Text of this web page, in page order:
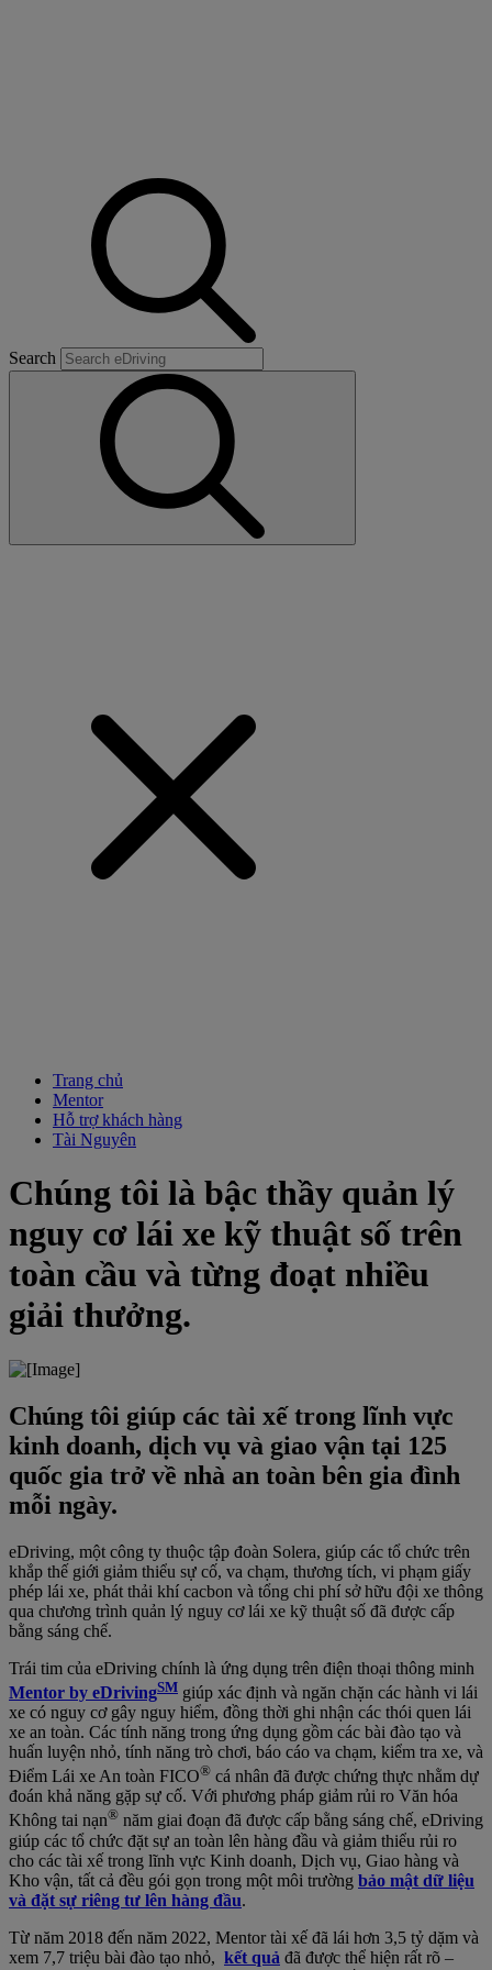
Search
Trang chủ
Mentor
Hỗ trợ khách hàng
Tài Nguyên
Chúng tôi là bậc thầy quản lý
nguy cơ lái xe kỹ thuật số trên
toàn cầu và từng đoạt nhiều
giải thưởng.
Chúng tôi giúp các tài xế trong lĩnh vực
kinh doanh, dịch vụ và giao vận tại 125
quốc gia trở về nhà an toàn bên gia đình
mỗi ngày.
eDriving, một công ty thuộc tập đoàn Solera, giúp các tổ chức trên
khắp thế giới giảm thiểu sự cố, va chạm, thương tích, vi phạm giấy
phép lái xe, phát thải khí cacbon và tổng chi phí sở hữu đội xe thông
qua chương trình quản lý nguy cơ lái xe kỹ thuật số đã được cấp
bằng sáng chế.
Trái tim của eDriving chính là ứng dụng trên điện thoại thông minh
Mentor by eDrivingSM giúp xác định và ngăn chặn các hành vi lái
xe có nguy cơ gây nguy hiểm, đồng thời ghi nhận các thói quen lái
xe an toàn. Các tính năng trong ứng dụng gồm các bài đào tạo và
huấn luyện nhỏ, tính năng trò chơi, báo cáo va chạm, kiểm tra xe, và
Điểm Lái xe An toàn FICO® cá nhân đã được chứng thực nhằm dự
đoán khả năng gặp sự cố. Với phương pháp giảm rủi ro Văn hóa
Không tai nạn® năm giai đoạn đã được cấp bằng sáng chế, eDriving
giúp các tổ chức đặt sự an toàn lên hàng đầu và giảm thiểu rủi ro
cho các tài xế trong lĩnh vực Kinh doanh, Dịch vụ, Giao hàng và
Kho vận, tất cả đều gói gọn trong một môi trường bảo mật dữ liệu
và đặt sự riêng tư lên hàng đầu.
Từ năm 2018 đến năm 2022, Mentor tài xế đã lái hơn 3,5 tỷ dặm và
xem 7,7 triệu bài đào tạo nhỏ, kết quả đã được thể hiện rất rõ –